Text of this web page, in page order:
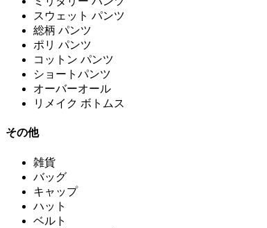
スウェット パンツ
総柄 パンツ
ポリ パンツ
コットン パンツ
ショートパンツ
オーバーオール
リメイク ボトムス
その他
雑貨
バッグ
キャップ
ハット
ベルト